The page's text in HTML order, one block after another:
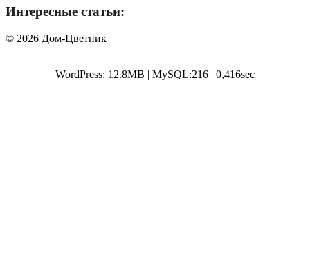
Интересные статьи:
© 2026 Дом-Цветник
WordPress: 12.8MB | MySQL:216 | 0,416sec